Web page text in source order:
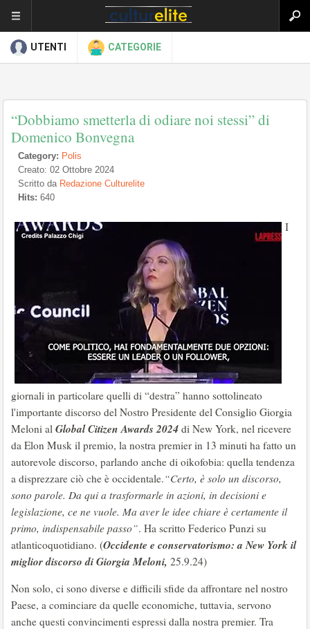
UTENTI CATEGORIE
“Dobbiamo smetterla di odiare noi stessi” di
Domenico Bonvegna
Category: Polis
Creato: 02 Ottobre 2024
Scritto da Redazione Culturelite
Hits: 640
I
giornali in particolare quelli di “destra” hanno sottolineato
l'importante discorso del Nostro Presidente del Consiglio Giorgia
Meloni al Global Citizen Awards 2024 di New York, nel ricevere
da Elon Musk il premio, la nostra premier in 13 minuti ha fatto un
autorevole discorso, parlando anche di oikofobia: quella tendenza
a disprezzare ciò che è occidentale.“Certo, è solo un discorso,
sono parole. Da qui a trasformarle in azioni, in decisioni e
legislazione, ce ne vuole. Ma aver le idee chiare è certamente il
primo, indispensabile passo”. Ha scritto Federico Punzi su
atlanticoquotidiano. (Occidente e conservatorismo: a New York il
miglior discorso di Giorgia Meloni, 25.9.24)
Non solo, ci sono diverse e difficili sfide da affrontare nel nostro
Paese, a cominciare da quelle economiche, tuttavia, servono
anche questi convincimenti espressi dalla nostra premier. Tra